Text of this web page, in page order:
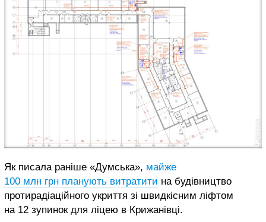
Як писала раніше «Думська», майже
100 млн грн планують витратити на будівництво
протирадіаційного укриття зі швидкісним ліфтом
на 12 зупинок для ліцею в Крижанівці.